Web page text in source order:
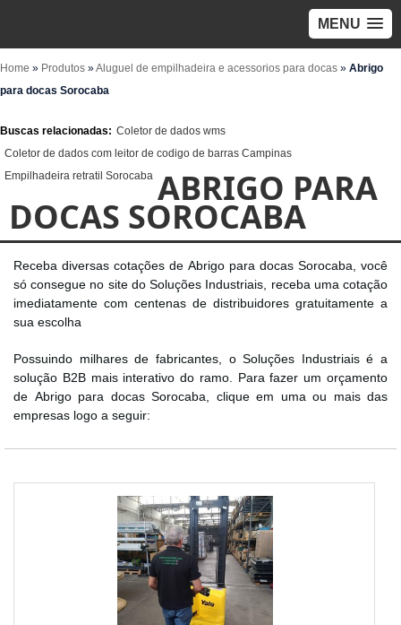
MENU
Home » Produtos »Aluguel de empilhadeira e acessorios para docas » Abrigo
para docas Sorocaba
Buscas relacionadas: Coletor de dados wms
Coletor de dados com leitor de codigo de barras Campinas
Empilhadeira retratil Sorocaba ABRIGO PARA
DOCAS SOROCABA
Receba diversas cotações de Abrigo para docas Sorocaba, você
só consegue no site do Soluções Industriais, receba uma cotação
imediatamente com centenas de distribuidores gratuitamente a
sua escolha
Possuindo milhares de fabricantes, o Soluções Industriais é a
solução B2B mais interativo do ramo. Para fazer um orçamento
de Abrigo para docas Sorocaba, clique em uma ou mais das
empresas logo a seguir: